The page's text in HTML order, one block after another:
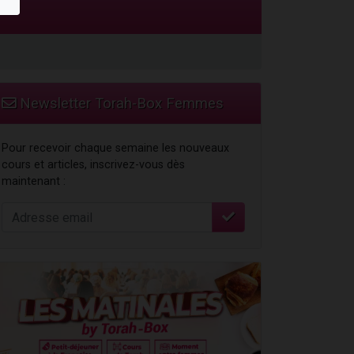
le temps
Newsletter Torah-Box Femmes
Pour recevoir chaque semaine les nouveaux
cours et articles, inscrivez-vous dès
maintenant :